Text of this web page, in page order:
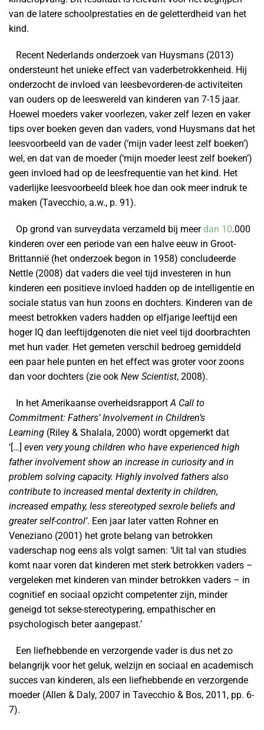
van de latere schoolprestaties en de geletterdheid van het
kind.
Recent Nederlands onderzoek van Huysmans (2013)
ondersteunt het unieke effect van vaderbetrokkenheid. Hij
onderzocht de invloed van leesbevorderen-de activiteiten
van ouders op de leeswereld van kinderen van 7-15 jaar.
Hoewel moeders vaker voorlezen, vaker zelf lezen en vaker
tips over boeken geven dan vaders, vond Huysmans dat het
leesvoorbeeld van de vader (‘mijn vader leest zelf boeken’)
wel, en dat van de moeder (‘mijn moeder leest zelf boeken’)
geen invloed had op de leesfrequentie van het kind. Het
vaderlijke leesvoorbeeld bleek hoe dan ook meer indruk te
maken (Tavecchio, a.w., p. 91).
Op grond van surveydata verzameld bij meerdan 10.000
kinderen over een periode van een halve eeuw in Groot-
Brittannië (het onderzoek begon in 1958) concludeerde
Nettle (2008) dat vaders die veel tijd investeren in hun
kinderen een positieve invloed hadden op de intelligentie en
sociale status van hun zoons en dochters. Kinderen van de
meest betrokken vaders hadden op elfjarige leeftijd een
hoger IQ dan leeftijdgenoten die niet veel tijd doorbrachten
met hun vader. Het gemeten verschil bedroeg gemiddeld
een paar hele punten en het effect was groter voor zoons
dan voor dochters (zie ook New Scientist, 2008).
In het Amerikaanse overheidsrapportA Call to
Commitment: Fathers’ Involvement in Children’s
Learning (Riley & Shalala, 2000) wordt opgemerkt dat
‘[…] even very young children who have experienced high
father involvement show an increase in curiosity and in
problem solving capacity. Highly involved fathers also
contribute to increased mental dexterity in children,
increased empathy, less stereotyped sexrole beliefs and
greater self-control’. Een jaar later vatten Rohner en
Veneziano (2001) het grote belang van betrokken
vaderschap nog eens als volgt samen: ‘Uit tal van studies
komt naar voren dat kinderen met sterk betrokken vaders –
vergeleken met kinderen van minder betrokken vaders – in
cognitief en sociaal opzicht competenter zijn, minder
geneigd tot sekse-stereotypering, empathischer en
psychologisch beter aangepast.’
Een liefhebbende en verzorgende vader is dus net zo
belangrijk voor het geluk, welzijn en sociaal en academisch
succes van kinderen, als een liefhebbende en verzorgende
moeder (Allen & Daly, 2007 in Tavecchio & Bos, 2011, pp. 6-
7).